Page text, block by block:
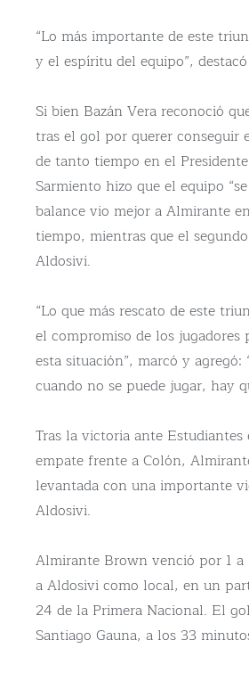
“Lo más importante de este
y el espíritu del equipo”,
Si bien Bazán Vera reconoció
tras el gol por querer conseguir
de tanto tiempo en el
Sarmiento hizo que el equipo
balance vio mejor a Almirante
tiempo, mientras que el
Aldosivi.
“Lo que más rescato de este
el compromiso de los jugadores
esta situación”, marcó y agregó:
cuando no se puede jugar, hay
Tras la victoria ante Estudiantes
empate frente a Colón,
levantada con una importante
Aldosivi.
Almirante Brown venció por 1
a Aldosivi como local, en un
24 de la Primera Nacional. El
Santiago Gauna, a los 33